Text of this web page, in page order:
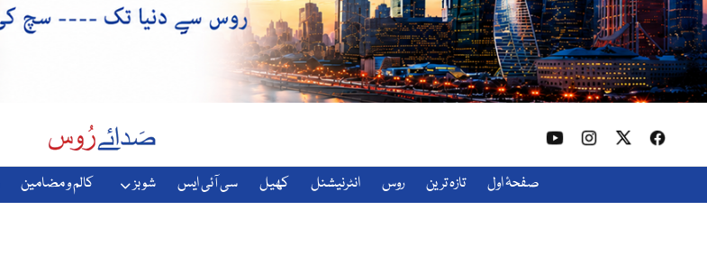
صفحۂ اول تازہ ترین روس انٹرنیشنل کھیل سی آئی ایس شوبز کالم و مضامین